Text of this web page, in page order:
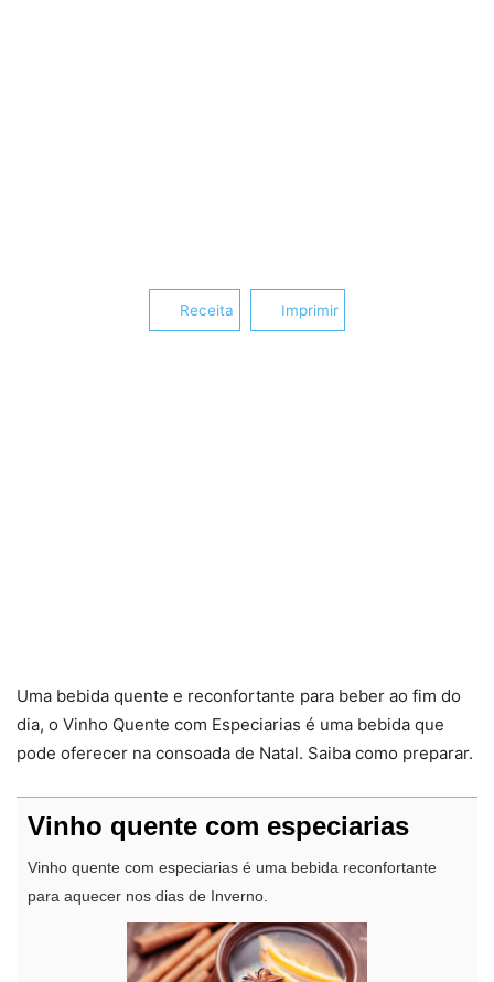
Receita Imprimir
Uma bebida quente e reconfortante para beber ao fim do
dia, o Vinho Quente com Especiarias é uma bebida que
pode oferecer na consoada de Natal. Saiba como preparar.
Vinho quente com especiarias
Vinho quente com especiarias é uma bebida reconfortante
para aquecer nos dias de Inverno.